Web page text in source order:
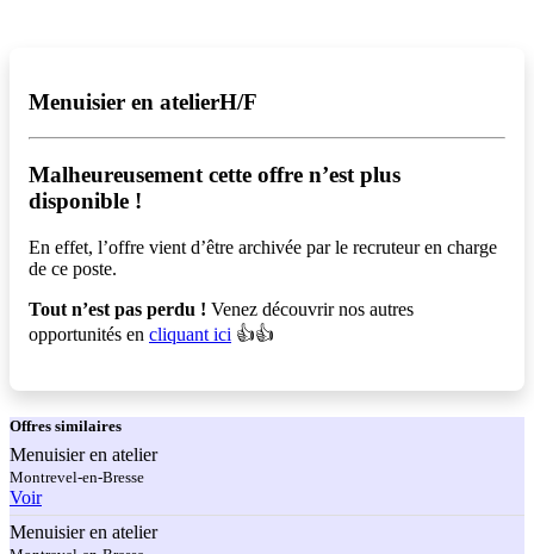
Menuisier en atelierH/F
Malheureusement cette offre n’est plus
disponible !️
En effet, l’offre vient d’être archivée par le recruteur en charge
de ce poste.
Tout n’est pas perdu ! Venez découvrir nos autres
opportunités en cliquant ici 👍👍
Offres similaires
Menuisier en atelier
Montrevel-en-Bresse
Voir
Menuisier en atelier